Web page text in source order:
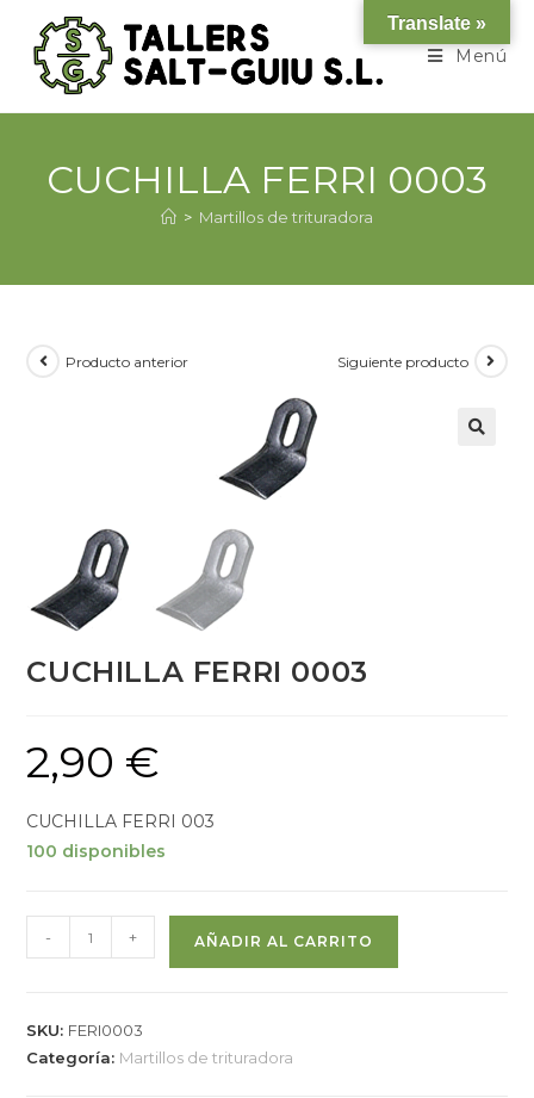
Menú
CUCHILLA FERRI 0003
> Martillos de trituradora
Producto anterior Siguiente producto
CUCHILLA FERRI 0003
2,90 €
CUCHILLA FERRI 003
100 disponibles
- + AÑADIR AL CARRITO
SKU: FERI0003
Categoría: Martillos de trituradora
Translate »